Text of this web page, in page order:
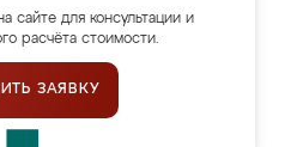
сайте для консультации и
расчёта стоимости.
ЗАЯВКУ